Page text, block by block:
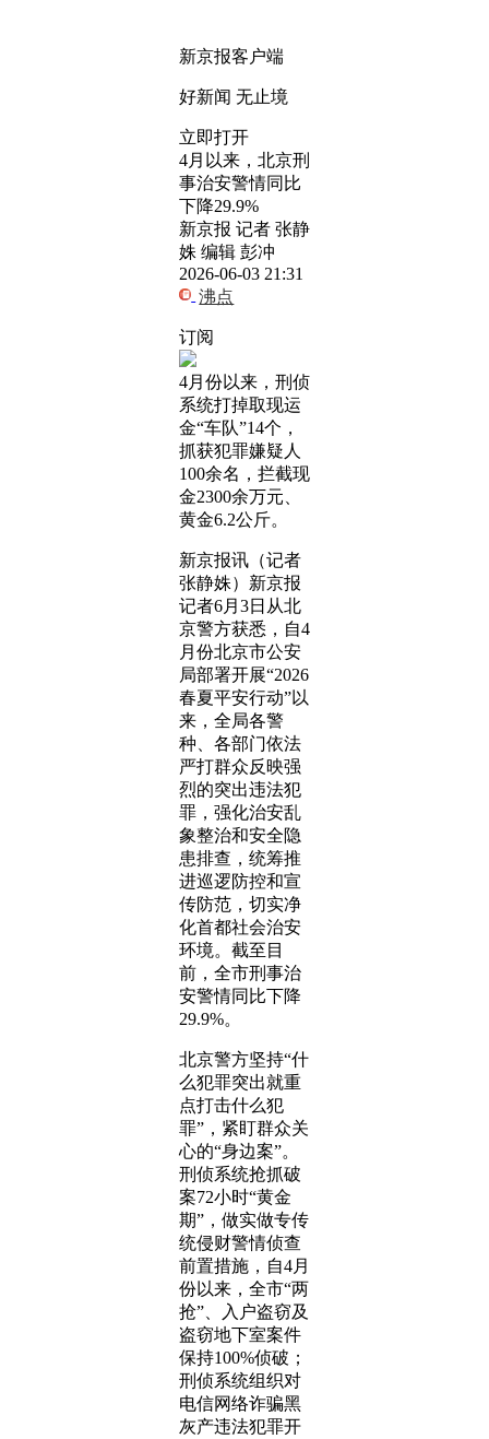
新京报客户端
好新闻 无止境
立即打开
​4月以来，北京刑
事治安警情同比
下降29.9%
新京报 记者 张静
姝 编辑 彭冲
2026-06-03 21:31
沸点
订阅
4月份以来，刑侦
系统打掉取现运
金“车队”14个，
抓获犯罪嫌疑人
100余名，拦截现
金2300余万元、
黄金6.2公斤。
新京报讯（记者
张静姝）新京报
记者6月3日从北
京警方获悉，自4
月份北京市公安
局部署开展“2026
春夏平安行动”以
来，全局各警
种、各部门依法
严打群众反映强
烈的突出违法犯
罪，强化治安乱
象整治和安全隐
患排查，统筹推
进巡逻防控和宣
传防范，切实净
化首都社会治安
环境。截至目
前，全市刑事治
安警情同比下降
29.9%。
北京警方坚持“什
么犯罪突出就重
点打击什么犯
罪”，紧盯群众关
心的“身边案”。
刑侦系统抢抓破
案72小时“黄金
期”，做实做专传
统侵财警情侦查
前置措施，自4月
份以来，全市“两
抢”、入户盗窃及
盗窃地下室案件
保持100%侦破；
刑侦系统组织对
电信网络诈骗黑
灰产违法犯罪开